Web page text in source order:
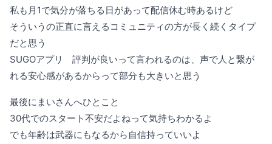
私も月1で気分が落ちる日があって配信休む時あるけど
そういうの正直に言えるコミュニティの方が長く続くタイプ
だと思う
SUGOアプリ 評判が良いって言われるのは、声で人と繋が
れる安心感があるからって部分も大きいと思う
最後にまいさんへひとこと
30代でのスタート不安だよねって気持ちわかるよ
でも年齢は武器にもなるから自信持っていいよ